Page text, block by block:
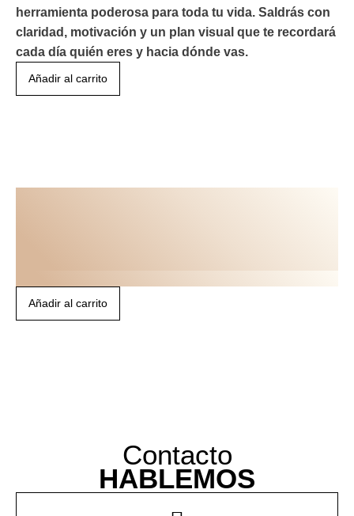
herramienta poderosa para toda tu vida. Saldrás con
claridad, motivación y un plan visual que te recordará
cada día quién eres y hacia dónde vas.
Añadir al carrito
Añadir al carrito
Contacto
HABLEMOS